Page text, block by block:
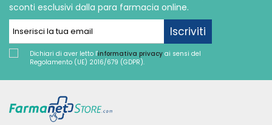
sconti esclusivi dalla para farmacia online.
Iscriviti
Dichiari di aver letto l'informativa privacy ai sensi del
Regolamento (UE) 2016/679 (GDPR).